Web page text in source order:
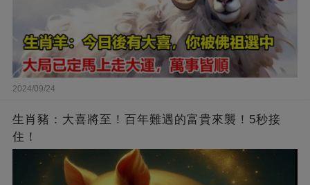
2024/09/24
生肖豬：大喜將至！百年難遇的富貴來襲！5秒接
住！